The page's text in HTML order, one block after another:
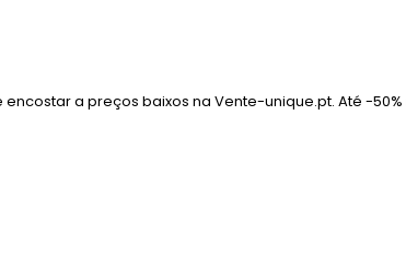
a preços baixos na Vente-unique.pt. Até -